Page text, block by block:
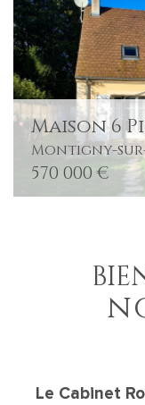
Maison 6
Montigny-sur-
570 000 €
Le Cabinet